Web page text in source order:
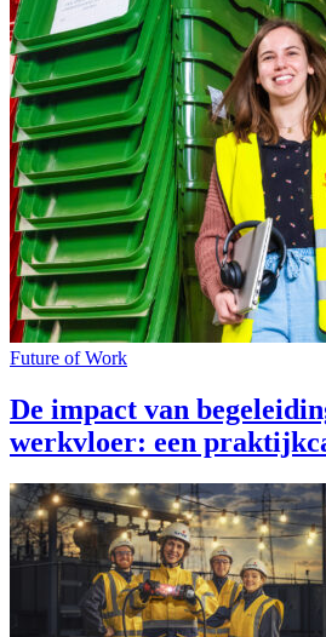
Future of Work
De impact van
werkvloer: een